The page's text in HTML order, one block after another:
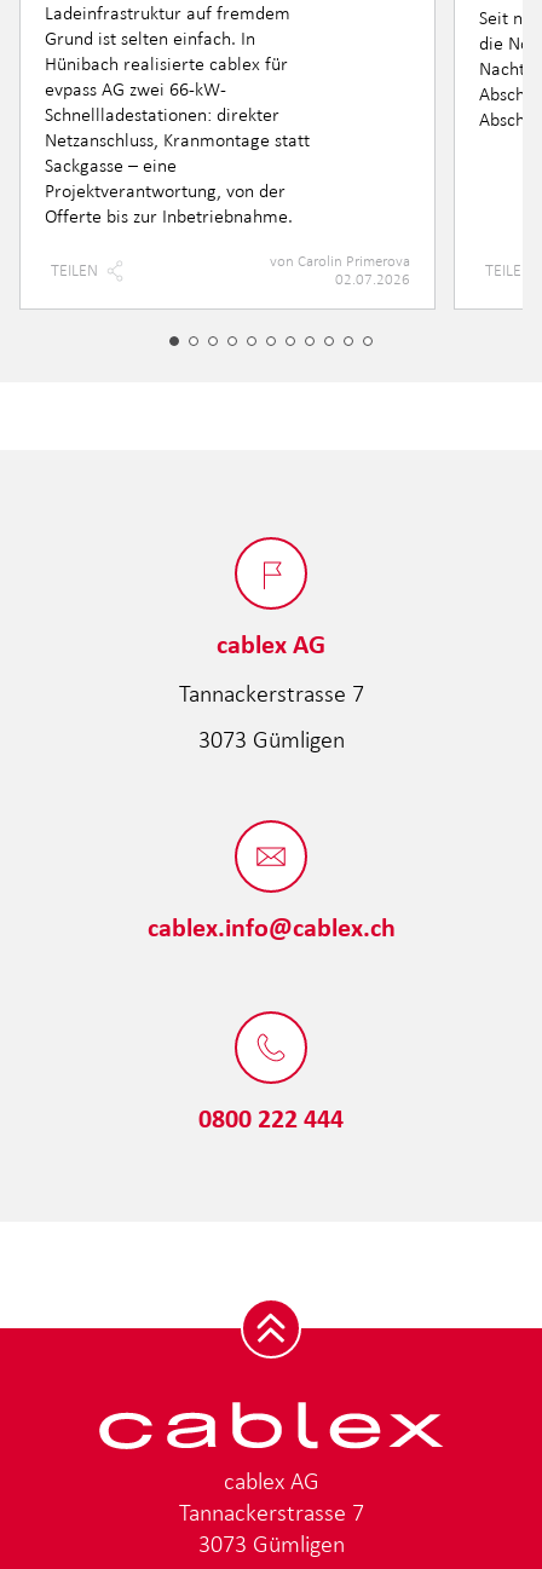
Ladeinfrastruktur auf fremdem
Grund ist selten einfach. In
Hünibach realisierte cablex für
evpass AG zwei 66-kW-
Schnellladestationen: direkter
Netzanschluss, Kranmontage statt
Sackgasse – eine
Projektverantwortung, von der
Offerte bis zur Inbetriebnahme.
TEILEN vonCarolin Primerova
02.07.2026
Seit
die
Nacht
TEILEN
cablex AG
Tannackerstrasse 7
3073 Gümligen
cablex.info@cablex.ch
0800 222 444
cablex AG
Tannackerstrasse 7
3073 Gümligen